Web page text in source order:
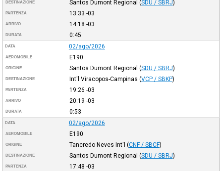
DESTINAZIONE Santos Dumont Regional (SDU / SBRJ)
PARTENZA 13:33 -03
ARRIVO 14:18 -03
DURATA 0:45
DATA 02/ago/2026
AEROMOBILE E190
ORIGINE Santos Dumont Regional (SDU / SBRJ)
DESTINAZIONE Int'l Viracopos-Campinas (VCP / SBKP)
PARTENZA 19:26 -03
ARRIVO 20:19 -03
DURATA 0:53
DATA 02/ago/2026
AEROMOBILE E190
ORIGINE Tancredo Neves Int'l (CNF / SBCF)
DESTINAZIONE Santos Dumont Regional (SDU / SBRJ)
PARTENZA 17:48 -03